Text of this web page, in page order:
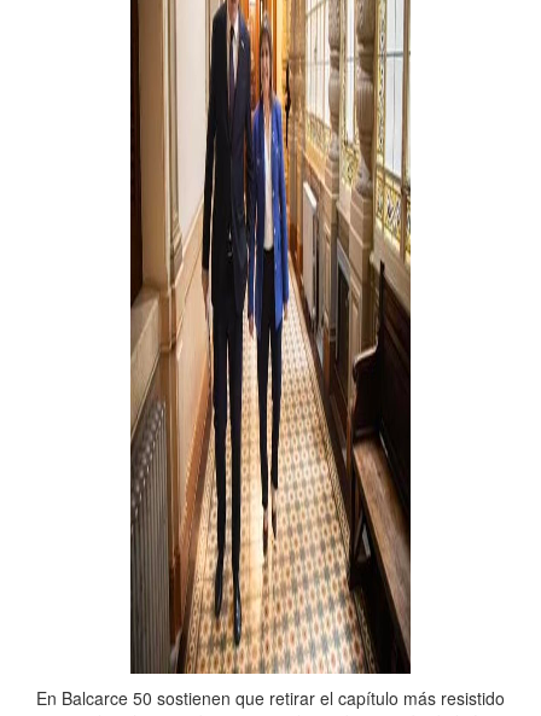
En Balcarce 50 sostienen que retirar el capítulo más resistido